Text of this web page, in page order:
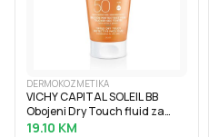
DERMOKOZMETIKA
VICHY CAPITAL SOLEIL BB
Obojeni Dry Touch fluid za
zaštitu od sunca SPF50, 50 ml
19.10 KM